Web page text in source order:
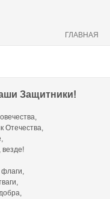
ГЛАВНАЯ
Защитники!
Отечества,
везде!
флаги,